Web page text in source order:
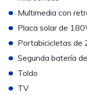
• Multimedia con
• Placa solar de
• Portabicicletas de
• Segunda batería
• Toldo
• TV